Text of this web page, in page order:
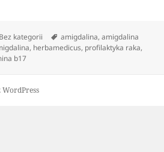
Kategorie
Bez kategorii Tagi
amigdalina,amigdalina
, herbamedicus, profilaktyka raka,
b17